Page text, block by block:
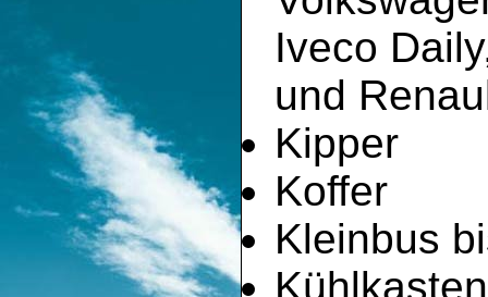
Iveco
und
Kipper
Koffer
Kleinbus